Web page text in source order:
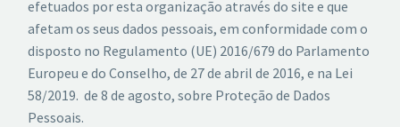
efetuados por esta organização através do site e que
afetam os seus dados pessoais, em conformidade com o
disposto no Regulamento (UE) 2016/679 do Parlamento
Europeu e do Conselho, de 27 de abril de 2016, e na Lei
58/2019. de 8 de agosto, sobre Proteção de Dados
Pessoais.